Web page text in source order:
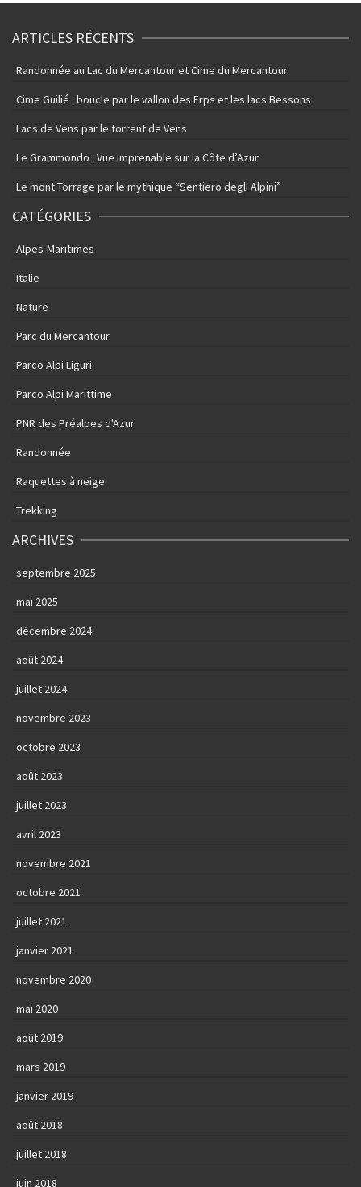
ARTICLES RÉCENTS
Randonnée au Lac du Mercantour et Cime du Mercantour
Cime Guilié : boucle par le vallon des Erps et les lacs Bessons
Lacs de Vens par le torrent de Vens
Le Grammondo : Vue imprenable sur la Côte d’Azur
Le mont Torrage par le mythique “Sentiero degli Alpini”
CATÉGORIES
Alpes-Maritimes
Italie
Nature
Parc du Mercantour
Parco Alpi Liguri
Parco Alpi Marittime
PNR des Préalpes d'Azur
Randonnée
Raquettes à neige
Trekking
ARCHIVES
septembre 2025
mai 2025
décembre 2024
août 2024
juillet 2024
novembre 2023
octobre 2023
août 2023
juillet 2023
avril 2023
novembre 2021
octobre 2021
juillet 2021
janvier 2021
novembre 2020
mai 2020
août 2019
mars 2019
janvier 2019
août 2018
juillet 2018
juin 2018